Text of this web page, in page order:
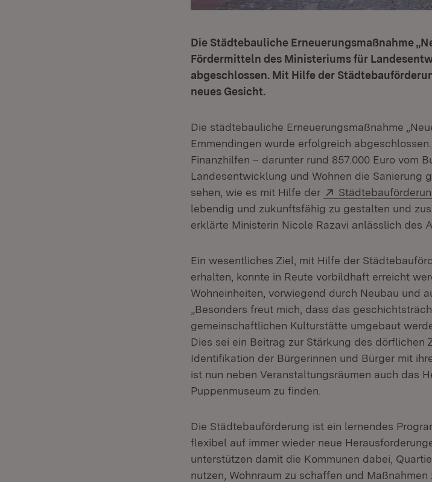
Die Städtebauliche Erneuerungsmaßnahme
Fördermitteln des Ministeriums für
abgeschlossen. Mit Hilfe der
neues Gesicht.
Die städtebauliche Erneuerungsmaßnahme
Emmendingen wurde erfolgreich
Finanzhilfen – darunter rund 857.000 Euro vom
Landesentwicklung und Wohnen die Sanierung
sehen, wie es mit Hilfe der
Extern:
lebendig und zukunftsfähig zu gestalten und
erklärte Ministerin Nicole Razavi anlässlich des
Ein wesentliches Ziel, mit Hilfe der
erhalten, konnte in Reute vorbildhaft erreicht
Wohneinheiten, vorwiegend durch Neubau und
„Besonders freut mich, dass das
gemeinschaftlichen Kulturstätte umgebaut
Dies sei ein Beitrag zur Stärkung des dörflichen
Identifikation der Bürgerinnen und Bürger mit
ist nun neben Veranstaltungsräumen auch das
Puppenmuseum zu finden.
Die Städtebauförderung ist ein lernendes
flexibel auf immer wieder neue
unterstützen damit die Kommunen dabei,
nutzen, Wohnraum zu schaffen und